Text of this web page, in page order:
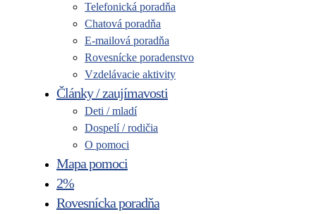
Telefonická poradňa
Chatová poradňa
E-mailová poradňa
Rovesnícke poradenstvo
Vzdelávacie aktivity
Články / zaujímavosti
Deti / mladí
Dospelí / rodičia
O pomoci
Mapa pomoci
2%
Rovesnícka poradňa